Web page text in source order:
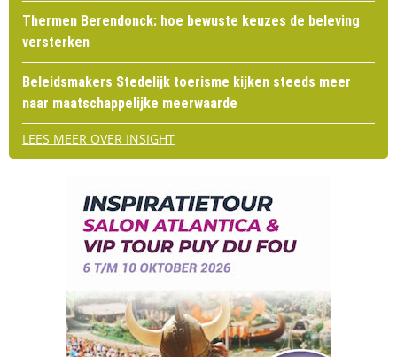
Thermen Berendonck: hoe bewuste keuzes de beleving
versterken
Beleidsmakers Stedelijk toerisme kijken steeds meer
naar maatschappelijke meerwaarde
LEES MEER OVER INSIGHT